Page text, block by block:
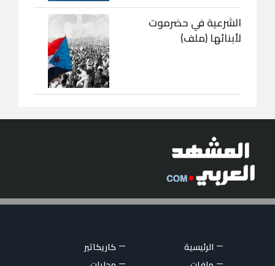
الشرعية في حضرموت
لأبنائها (ملف)
الرئيسية
كاريكاتير